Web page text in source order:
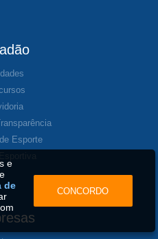
Esporte
e
de
CONCORDO